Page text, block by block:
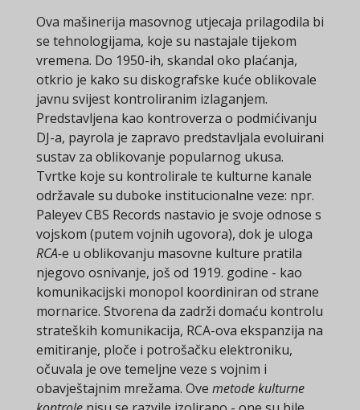
Ova mašinerija masovnog utjecaja prilagodila bi
se tehnologijama, koje su nastajale tijekom
vremena. Do 1950-ih, skandal oko plaćanja,
otkrio je kako su diskografske kuće oblikovale
javnu svijest kontroliranim izlaganjem.
Predstavljena kao kontroverza o podmićivanju
DJ-a, payrola je zapravo predstavljala evoluirani
sustav za oblikovanje popularnog ukusa.
Tvrtke koje su kontrolirale te kulturne kanale
održavale su duboke institucionalne veze: npr.
Paleyev CBS Records nastavio je svoje odnose s
vojskom (putem vojnih ugovora), dok je uloga
RCA-e u oblikovanju masovne kulture pratila
njegovo osnivanje, još od 1919. godine - kao
komunikacijski monopol koordiniran od strane
mornarice. Stvorena da zadrži domaću kontrolu
strateških komunikacija, RCA-ova ekspanzija na
emitiranje, ploče i potrošačku elektroniku,
očuvala je ove temeljne veze s vojnim i
obavještajnim mrežama. Ove metode kulturne